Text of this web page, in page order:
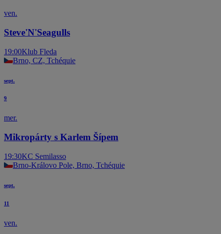
ven.
Steve'N'Seagulls
19:00Klub Fleda
Brno, CZ, Tchéquie
sept.
9
mer.
Mikropárty s Karlem Šípem
19:30KC Semilasso
Brno-Královo Pole, Brno, Tchéquie
sept.
11
ven.